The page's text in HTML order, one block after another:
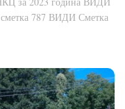
787 ВИДИ Сметка